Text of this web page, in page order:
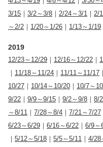
3/15 ｜ 3/2～3/8 ｜ 2/24～3/1 ｜ 2/
～2/2 ｜ 1/20～1/26 ｜ 1/13～1/19
2019
12/23～12/29 ｜ 12/16～12/22 ｜
｜ 11/18～11/24 ｜ 11/11～11/17 ｜
10/27 ｜ 10/14～10/20 ｜ 10/7～
9/22 ｜ 9/9～9/15 ｜ 9/2～9/8 ｜ 8/
～8/11 ｜ 7/28～8/4 ｜ 7/21～7/27
6/23～6/29 ｜ 6/16～6/22 ｜ 6/9～
｜ 5/12～5/18 ｜ 5/5～5/11 ｜ 4/28